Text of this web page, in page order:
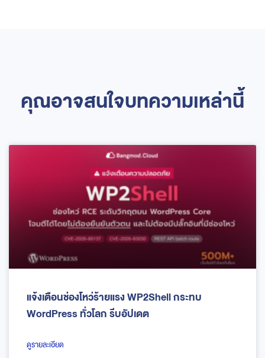
คุณอาจสนใจบทความเหล่านี้
แจ้งเตือนช่องโหว่ร้ายแรง WP2Shell กระทบ
WordPress ทั่วโลก รีบอัปเดต
ดูรายละเอียด